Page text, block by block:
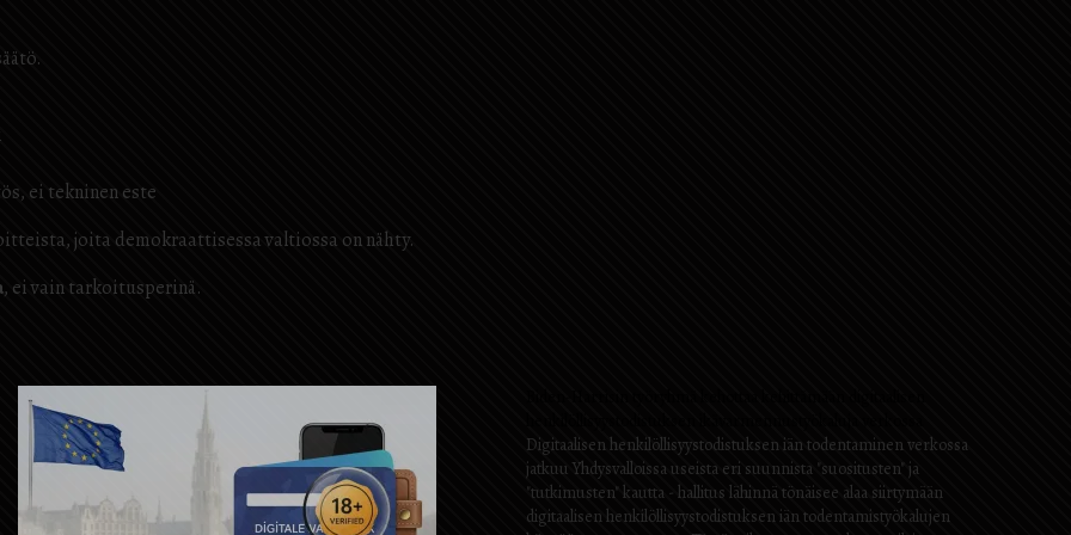
ei tekninen este
joita demokraattisessa valtiossa on nähty.
, ei vain tarkoitusperinä.
Digitaalisen henkilöllisyystodistuksen iän todentaminen verkossa
jatkuu Yhdysvalloissa useista eri suunnista "suositusten" ja
"tutkimusten" kautta - hallitus lähinnä tönäisee alaa siirtymään
digitaalisen henkilöllisyystodistuksen iän todentamistyökalujen